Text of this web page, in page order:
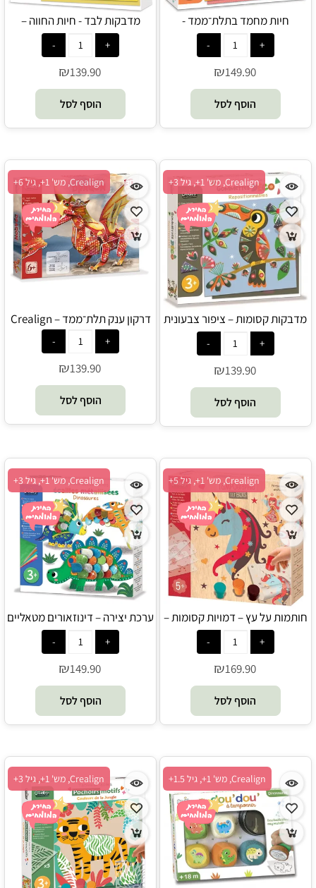
חיות מחמד בתלת־ממד -
Crealign
₪149.90
הוסף לסל
מדבקות לבד - חיות החווה –
Crealign
₪139.90
הוסף לסל
Crealign, מש' 1+, גיל 3+
מדבקות קסומות – ציפור צבעונית
– Crealign
₪139.90
הוסף לסל
Crealign, מש' 1+, גיל 6+
דרקון ענק תלת־ממד – Crealign
₪139.90
הוסף לסל
Crealign, מש' 1+, גיל 5+
חותמות על עץ – דמויות קסומות –
Crealign
₪169.90
הוסף לסל
Crealign, מש' 1+, גיל 3+
ערכת יצירה – דינוזאורים מטאליים
– Crealign
₪149.90
הוסף לסל
Crealign, מש' 1+, גיל 1.5+ Crealign, מש' 1+, גיל 3+